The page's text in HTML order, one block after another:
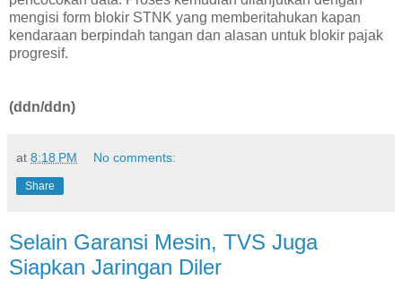
mengisi form blokir STNK yang memberitahukan kapan
kendaraan berpindah tangan dan alasan untuk blokir pajak
progresif.
(ddn/ddn)
at 8:18 PM No comments:
Share
Selain Garansi Mesin, TVS Juga
Siapkan Jaringan Diler